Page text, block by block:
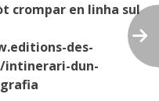
crompar en linha sul
des-
intinerari-dun-